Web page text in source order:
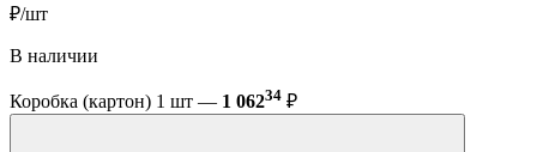
₽/шт
В наличии
Коробка (картон) 1 шт — 1 06234 ₽